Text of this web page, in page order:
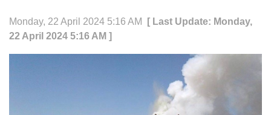
Monday, 22 April 2024 5:16 AM
[ Last Update: Monday,
22 April 2024 5:16 AM ]